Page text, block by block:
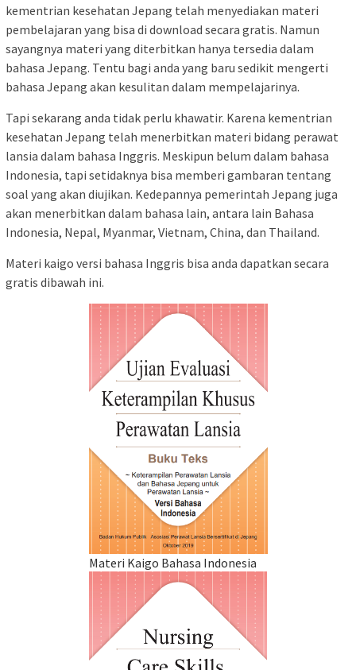
kementrian kesehatan Jepang telah menyediakan materi
pembelajaran yang bisa di download secara gratis. Namun
sayangnya materi yang diterbitkan hanya tersedia dalam
bahasa Jepang. Tentu bagi anda yang baru sedikit mengerti
bahasa Jepang akan kesulitan dalam mempelajarinya.
Tapi sekarang anda tidak perlu khawatir. Karena kementrian
kesehatan Jepang telah menerbitkan materi bidang perawat
lansia dalam bahasa Inggris. Meskipun belum dalam bahasa
Indonesia, tapi setidaknya bisa memberi gambaran tentang
soal yang akan diujikan. Kedepannya pemerintah Jepang juga
akan menerbitkan dalam bahasa lain, antara lain Bahasa
Indonesia, Nepal, Myanmar, Vietnam, China, dan Thailand.
Materi kaigo versi bahasa Inggris bisa anda dapatkan secara
gratis dibawah ini.
Materi Kaigo Bahasa Indonesia